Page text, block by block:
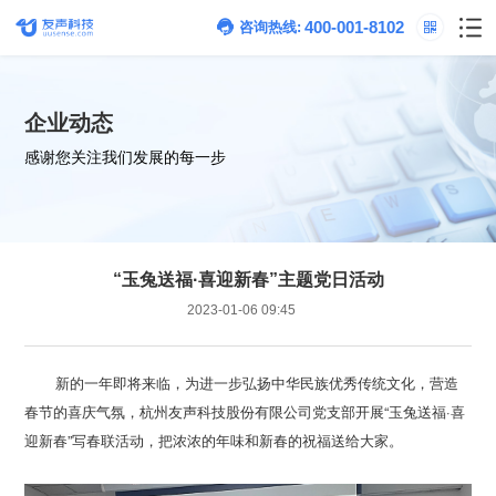
咨询热线: 400-001-8102
企业动态
感谢您关注我们发展的每一步
“玉兔送福·喜迎新春”主题党日活动
2023-01-06 09:45
迎新春”写春联活动，把浓浓的年味和新春的祝福送给大家。